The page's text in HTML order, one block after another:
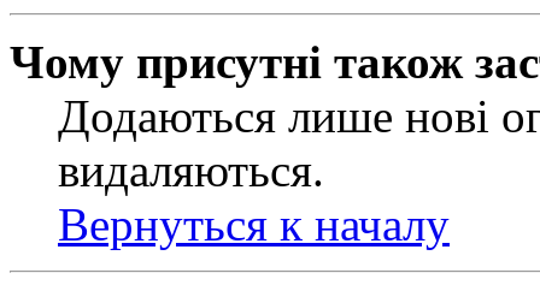
Чому присутні також
Додаються лише нові
видаляються.
Вернуться к началу